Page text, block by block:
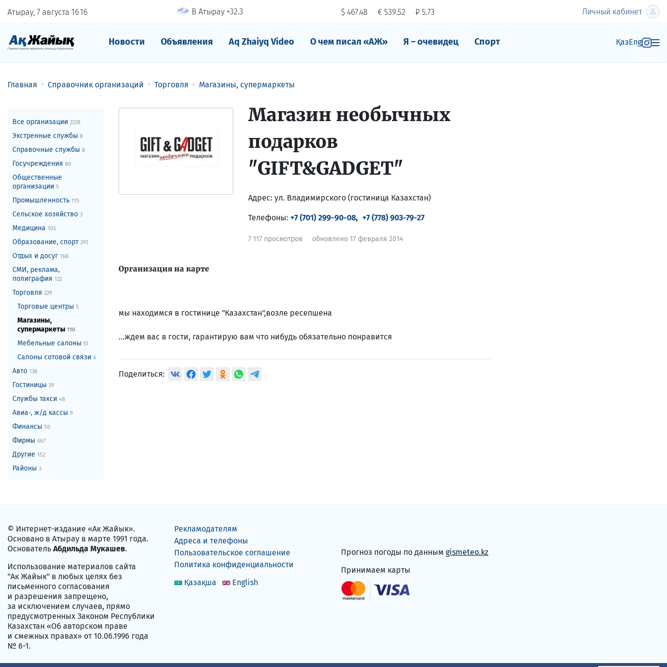
Атырау, 7 августа 1616 В Атырау +32.3 $ 467.48 € 539.52 ₽ 5.73 Личный кабинет
Новости Объявления Aq Zhaiyq Video О чем писал «АЖ» Я – очевидец Спорт ҚазEng
Главная Справочник организаций Торговля Магазины, супермаркеты
Все организации 2228
Экстренные службы 8
Справочные службы 8
Госучреждения 80
Общественные
организации 5
Промышленность 115
Сельское хозяйство 3
Медицина 103
Образование, спорт 291
Отдых и досуг 168
СМИ, реклама,
полиграфия 122
Торговля 229
Торговые центры 5
Магазины,
супермаркеты 110
Мебельные салоны 51
Салоны сотовой связи 6
Авто 138
Гостиницы 29
Службы такси 48
Авиа-, ж/д кассы 9
Финансы 50
Фирмы 667
Другие 152
Районы 3
Магазин необычных
подарков
"GIFT&GADGET"
Адрес: ул. Владимирского (гостиница Казахстан)
Телефоны: +7 (701) 299-90-08, +7 (778) 903-79-27
7 117 просмотров обновлено 17 февраля 2014
Организация на карте
мы находимся в гостинице "Казахстан",возле ресепшена
...ждем вас в гости, гарантирую вам что нибудь обязательно понравится
Поделиться:
© Интернет-издание «Ак Жайык».
Основано в Атырау в марте 1991 года.
Основатель Абдильда Мукашев.
Использование материалов сайта
"Ак Жайык" в любых целях без
письменного согласования
и разрешения запрещено,
за исключением случаев, прямо
предусмотренных Законом Республики
Казахстан «Об авторском праве
и смежных правах» от 10.06.1996 года
№ 6-1.
Рекламодателям
Адреса и телефоны
Пользовательское соглашение
Политика конфиденциальности
Қазақша
English
Прогноз погоды по данным gismeteo.kz
Принимаем карты